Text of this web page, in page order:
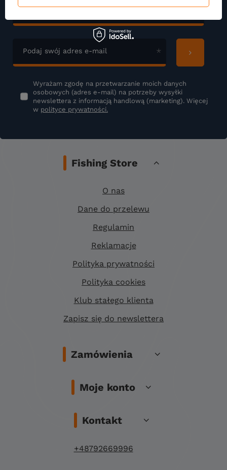
Podaj swój adres e-mail
Wyrażam zgodę na przetwarzanie moich danych
osobowych (adres e-mail) na potrzeby wysyłki
newslettera z informacją handlową (marketing). Więcej
w polityce prywatności.
Fishing Store
O nas
Dane do przelewu
Regulamin
Reklamacje
Polityka prywatności
Polityka cookies
Klub stałego klienta
Zapisz się do newslettera
Zamówienia
Moje konto
Kontakt
+48792669996